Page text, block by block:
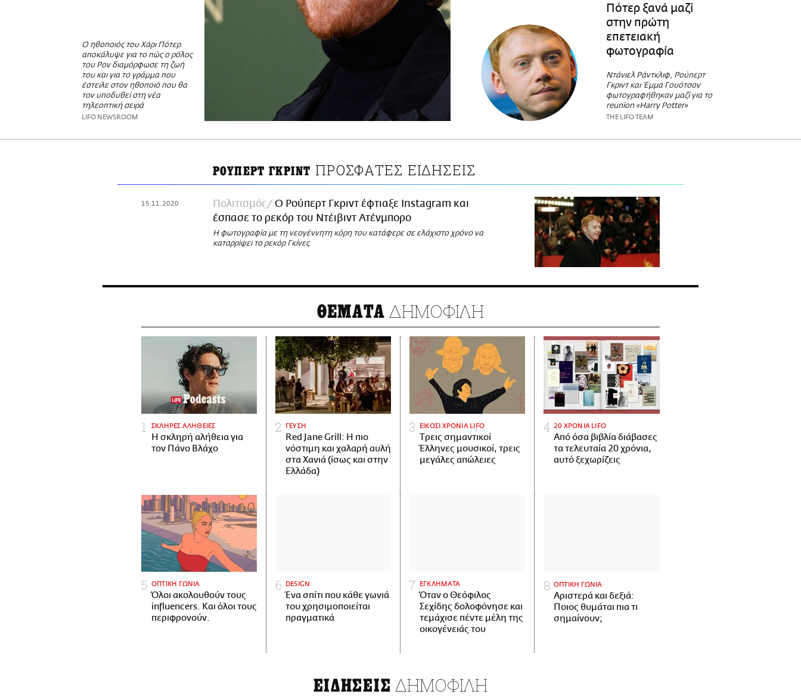
Ο ηθοποιός του Χάρι Πότερ
αποκάλυψε για το πώς ο ρόλος
του Ρον διαμόρφωσε τη ζωή
του και για το γράμμα που
έστειλε στον ηθοποιό που θα
τον υποδυθεί στη νέα
τηλεοπτική σειρά
LIFO NEWSROOM
Πότερ ξανά μαζί
στην πρώτη
επετειακή
φωτογραφία
Ντάνιελ Ράντκλιφ, Ρούπερτ
Γκριντ και Έμμα Γουότσον
φωτογραφήθηκαν μαζί για το
reunion «Harry Potter»
THE LIFO TEAM
ΡΟΥΠΕΡΤ ΓΚΡΙΝΤ ΠΡΟΣΦΑΤΕΣ ΕΙΔΗΣΕΙΣ
15.11.2020 Πολιτισμός
Ο Ρούπερτ Γκριντ έφτιαξε Instagram και
έσπασε το ρεκόρ του Ντέιβιντ Ατένμπορο
Η φωτογραφία με τη νεογέννητη κόρη του κατάφερε σε ελάχιστο χρόνο να
καταρρίψει το ρεκόρ Γκίνες
ΘΕΜΑΤΑ ΔΗΜΟΦΙΛΗ
ΣΚΛΗΡΕΣ ΑΛΗΘΕΙΕΣ
H σκληρή αλήθεια για
τον Πάνο Βλάχο
ΓΕΥΣΗ
Red Jane Grill: Η πιο
νόστιμη και χαλαρή αυλή
στα Χανιά (ίσως και στην
Ελλάδα)
ΕΙΚΟΣΙ ΧΡΟΝΙΑ LIFO
Tρεις σημαντικοί
Έλληνες μουσικοί, τρεις
μεγάλες απώλειες
20 ΧΡΟΝΙΑ LIFO
Από όσα βιβλία διάβασες
τα τελευταία 20 χρόνια,
αυτό ξεχωρίζεις
ΟΠΤΙΚΗ ΓΩΝΙΑ
Όλοι ακολουθούν τους
influencers. Και όλοι τους
περιφρονούν.
DESIGN
Ένα σπίτι που κάθε γωνιά
του χρησιμοποιείται
πραγματικά
ΕΓΚΛΗΜΑΤΑ
Όταν ο Θεόφιλος
Σεχίδης δολοφόνησε και
τεμάχισε πέντε μέλη της
οικογένειάς του
ΟΠΤΙΚΗ ΓΩΝΙΑ
Αριστερά και δεξιά:
Ποιος θυμάται πια τι
σημαίνουν;
ΕΙΔΗΣΕΙΣ ΔΗΜΟΦΙΛΗ